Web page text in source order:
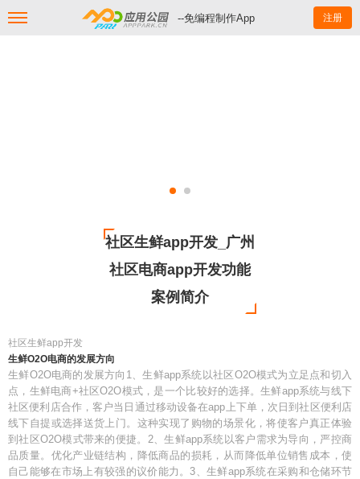
--免编程制作App 注册
社区生鲜app开发_广州
社区电商app开发功能
案例简介
社区生鲜app开发
生鲜O2O电商的发展方向
生鲜O2O电商的发展方向1、生鲜app系统以社区O2O模式为立足点和切入
点，生鲜电商+社区O2O模式，是一个比较好的选择。生鲜app系统与线下
社区便利店合作，客户当日通过移动设备在app上下单，次日到社区便利店
线下自提或选择送货上门。这种实现了购物的场景化，将使客户真正体验
到社区O2O模式带来的便捷。2、生鲜app系统以客户需求为导向，严控商
品质量。优化产业链结构，降低商品的损耗，从而降低单位销售成本，使
自己能够在市场上有较强的议价能力。3、生鲜app系统在采购和仓储环节